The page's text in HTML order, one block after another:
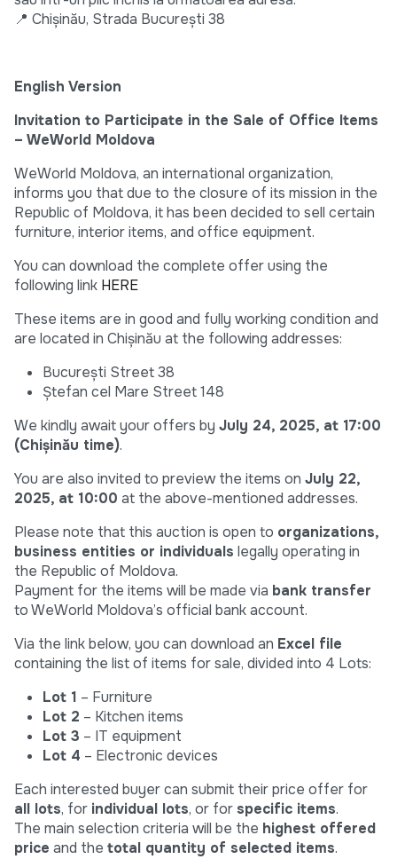
📍 Chișinău, Strada București 38
English Version
Invitation to Participate in the Sale of Office Items
– WeWorld Moldova
WeWorld Moldova, an international organization,
informs you that due to the closure of its mission in the
Republic of Moldova, it has been decided to sell certain
furniture, interior items, and office equipment.
You can download the complete offer using the
following link HERE
These items are in good and fully working condition and
are located in Chișinău at the following addresses:
București Street 38
Ștefan cel Mare Street 148
We kindly await your offers by July 24, 2025, at 17:00
(Chișinău time).
You are also invited to preview the items on July 22,
2025, at 10:00 at the above-mentioned addresses.
Please note that this auction is open to organizations,
business entities or individuals legally operating in
the Republic of Moldova.
Payment for the items will be made via bank transfer
to WeWorld Moldova’s official bank account.
Via the link below, you can download an Excel file
containing the list of items for sale, divided into 4 Lots:
Lot 1 – Furniture
Lot 2 – Kitchen items
Lot 3 – IT equipment
Lot 4 – Electronic devices
Each interested buyer can submit their price offer for
all lots, for individual lots, or for specific items.
The main selection criteria will be the highest offered
price and the total quantity of selected items.